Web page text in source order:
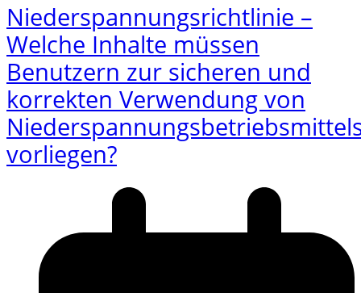
Niederspannungsrichtlinie –
Welche Inhalte müssen
Benutzern zur sicheren und
korrekten Verwendung von
vorliegen?